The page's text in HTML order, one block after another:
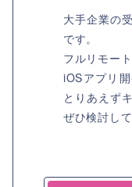
大手企業の
です。
フルリモー
iOSアプリ
とりあえず
ぜひ検討し